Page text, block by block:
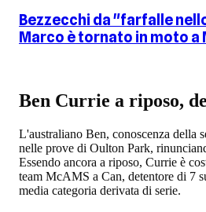
Bezzecchi da "farfalle
Marco è tornato in moto a
Ben Currie a riposo,
L'australiano Ben, conoscenza della
nelle prove di Oulton Park,
Essendo ancora a riposo, Currie è
team McAMS a Can, detentore di 7
media categoria derivata di serie.